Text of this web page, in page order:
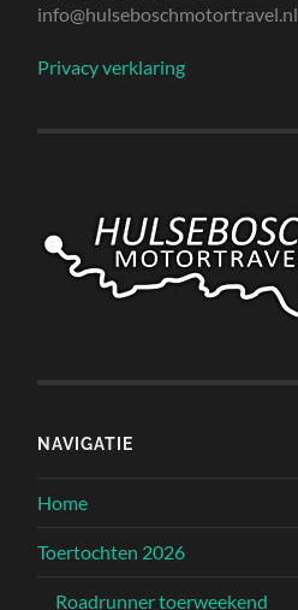
info@hulseboschmotortravel.nl
Privacy verklaring
NAVIGATIE
Home
Toertochten 2026
Roadrunner toerweekend